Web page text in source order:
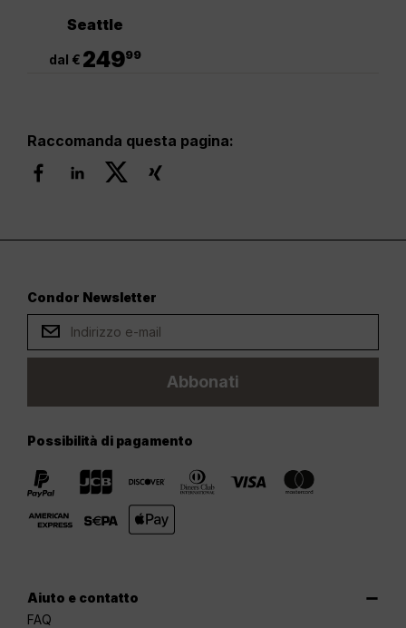
Seattle
dal € 24999
Raccomanda questa pagina:
Condor Newsletter
Abbonati
Possibilità di pagamento
Aiuto e contatto
FAQ